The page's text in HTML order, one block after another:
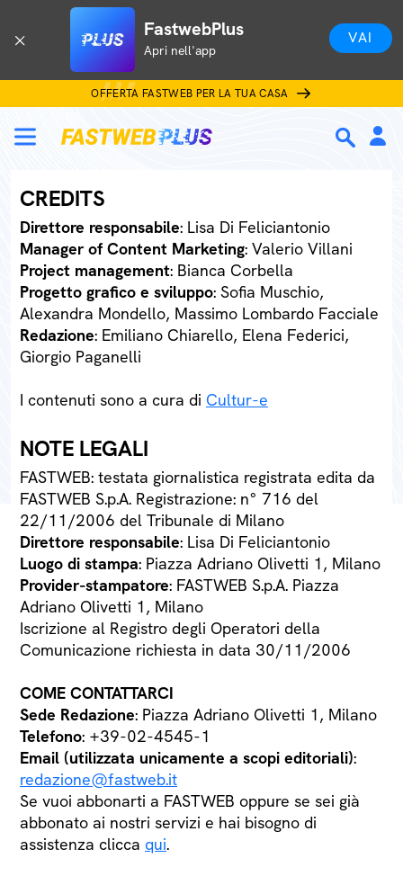
FastwebPlus
Apri nell'app
VAI
OFFERTA FASTWEB PER LA TUA CASA
CREDITS
Direttore responsabile: Lisa Di Feliciantonio
Manager of Content Marketing: Valerio Villani
Project management: Bianca Corbella
Progetto grafico e sviluppo: Sofia Muschio,
Alexandra Mondello, Massimo Lombardo Facciale
Redazione: Emiliano Chiarello, Elena Federici,
Giorgio Paganelli
I contenuti sono a cura di Cultur-e
NOTE LEGALI
FASTWEB: testata giornalistica registrata edita da
FASTWEB S.p.A. Registrazione: n° 716 del
22/11/2006 del Tribunale di Milano
Direttore responsabile: Lisa Di Feliciantonio
Luogo di stampa: Piazza Adriano Olivetti 1, Milano
Provider-stampatore: FASTWEB S.p.A. Piazza
Adriano Olivetti 1, Milano
Iscrizione al Registro degli Operatori della
Comunicazione richiesta in data 30/11/2006
COME CONTATTARCI
Sede Redazione: Piazza Adriano Olivetti 1, Milano
Telefono: +39-02-4545-1
Email (utilizzata unicamente a scopi editoriali):
redazione@fastweb.it
Se vuoi abbonarti a FASTWEB oppure se sei già
abbonato ai nostri servizi e hai bisogno di
assistenza clicca qui.